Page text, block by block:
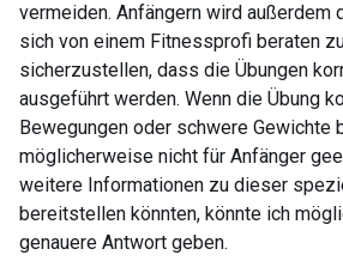
vermeiden. Anfängern wird außerdem
sich von einem Fitnessprofi beraten
sicherzustellen, dass die Übungen
ausgeführt werden. Wenn die Übung
Bewegungen oder schwere Gewichte
möglicherweise nicht für Anfänger
weitere Informationen zu dieser
bereitstellen könnten, könnte ich
genauere Antwort geben.